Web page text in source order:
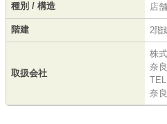
種別 / 構造 店
階建 2階
取扱会社
株
奈
奈